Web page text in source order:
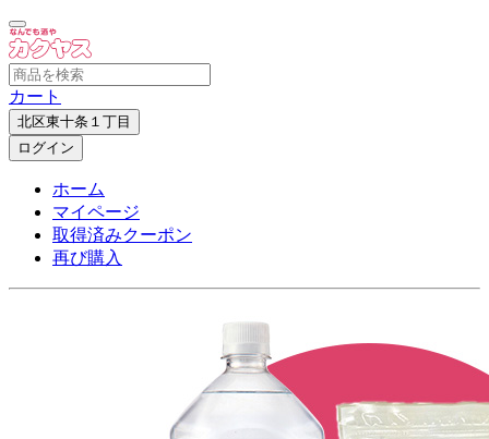
カート
北区東十条１丁目
ログイン
ホーム
マイページ
取得済みクーポン
再び購入